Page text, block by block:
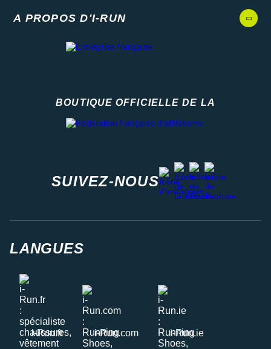
A PROPOS D'I-RUN
BOUTIQUE OFFICIELLE DE LA
SUIVEZ-NOUS
instagram
facebook
stravayoutube
LANGUES
i-Run.fr i-Run.com i-Run.ie